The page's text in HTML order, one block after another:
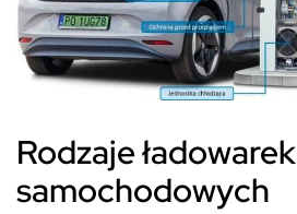
Rodzaje ładowarek
samochodowych